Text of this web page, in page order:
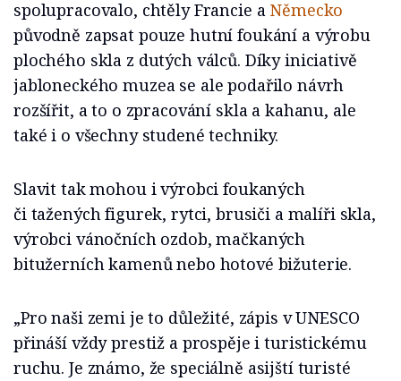
spolupracovalo, chtěly Francie a Německo
původně zapsat pouze hutní foukání a výrobu
plochého skla z dutých válců. Díky iniciativě
jabloneckého muzea se ale podařilo návrh
rozšířit, a to o zpracování skla a kahanu, ale
také i o všechny studené techniky.
Slavit tak mohou i výrobci foukaných
či tažených figurek, rytci, brusiči a malíři skla,
výrobci vánočních ozdob, mačkaných
bitužerních kamenů nebo hotové bižuterie.
„Pro naši zemi je to důležité, zápis v UNESCO
přináší vždy prestiž a prospěje i turistickému
ruchu. Je známo, že speciálně asijští turisté